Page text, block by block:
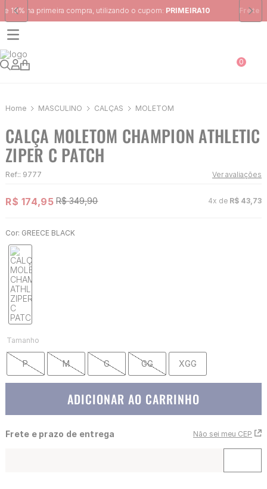
Frete Grátispara região Sudeste em pedidos acima de R$ 399,00
0
MASCULINO CALÇAS MOLETOM
CALÇA MOLETOM CHAMPION ATHLETIC
ZIPER C PATCH
Ref:: 9777 Ver avaliações
R$ 174,95 R$ 349,90 4x de R$ 43 73
Cor: GREECE BLACK
Tamanho
P M G GG XGG
ADICIONAR AO CARRINHO
Frete e prazo de entrega Não sei meu CEP